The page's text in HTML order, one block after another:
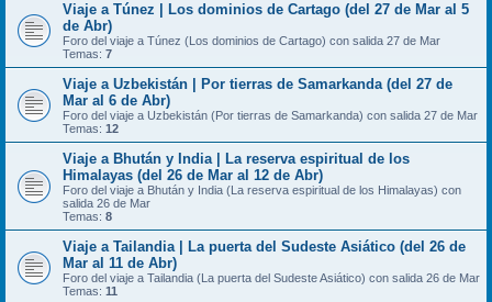
Viaje a Túnez | Los dominios de Cartago (del 27 de Mar al 5
de Abr)
Foro del viaje a Túnez (Los dominios de Cartago) con salida 27 de Mar
Temas: 7
Viaje a Uzbekistán | Por tierras de Samarkanda (del 27 de
Mar al 6 de Abr)
Foro del viaje a Uzbekistán (Por tierras de Samarkanda) con salida 27 de Mar
Temas: 12
Viaje a Bhután y India | La reserva espiritual de los
Himalayas (del 26 de Mar al 12 de Abr)
Foro del viaje a Bhután y India (La reserva espiritual de los Himalayas) con
salida 26 de Mar
Temas: 8
Viaje a Tailandia | La puerta del Sudeste Asiático (del 26 de
Mar al 11 de Abr)
Foro del viaje a Tailandia (La puerta del Sudeste Asiático) con salida 26 de Mar
Temas: 11